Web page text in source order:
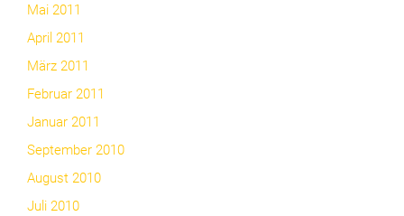
Mai 2011
April 2011
März 2011
Februar 2011
Januar 2011
September 2010
August 2010
Juli 2010